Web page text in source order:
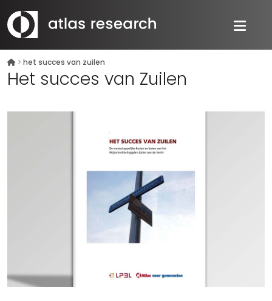
> het succes van zuilen
Het succes van Zuilen